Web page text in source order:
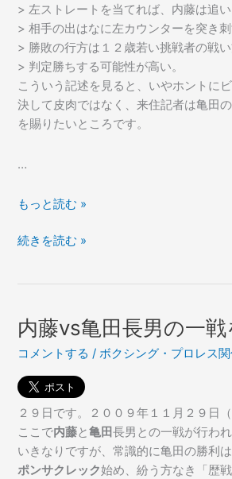
> 左ストレートを当てれば、内藤は追
> 相手の出はなに左カウンターを突き刺
> 勝敗の行方は１２歳若い挑戦者の戦
> 判定勝ちする可能性が高い。
こういう記述を見ると、いやホントにビ
決して皮肉ではなく、来住記者は亀田
を賜りたいところです。
…
「な
だ
わ
か
ら
な
い」
もっと読む »
「な
よ
く
わ
か
ら
な
い」
続きを読む »
内藤vs亀田長男の一戦
コメントする / ボクシング・プロレス
２９日です。２００９年１１月２９日
ここで内藤と亀田長男との一戦が行われ
いきなりですが、常識的に亀田の勝利は
ポンサクレック始め、紛う方なき「歴